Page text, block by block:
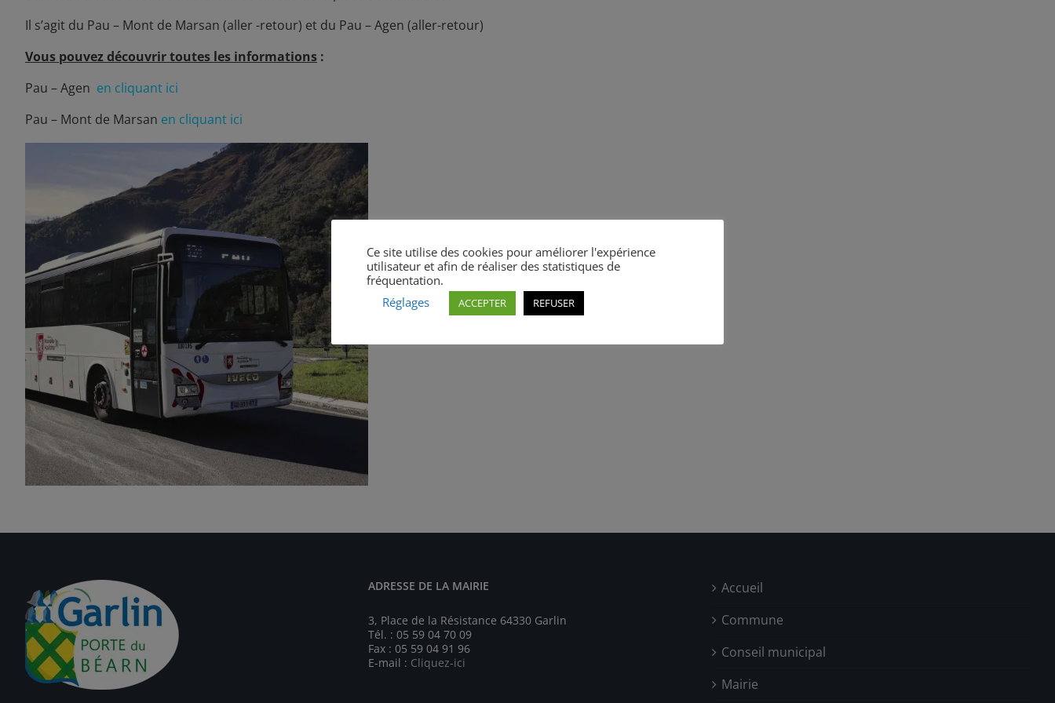
Il s’agit du Pau – Mont de Marsan (aller -retour) et du Pau – Agen (aller-retour)
​Vous pouvez découvrir toutes les informations :
Pau – Agen en cliquant ici
Pau – Mont de Marsan en cliquant ici
ADRESSE DE LA MAIRIE
3, Place de la Résistance 64330 Garlin
Tél. : 05 59 04 70 09
Fax : 05 59 04 91 96
E-mail : Cliquez-ici
Accueil
Commune
Conseil municipal
Mairie
Ce site utilise des cookies pour améliorer l'expérience
utilisateur et afin de réaliser des statistiques de
fréquentation.
Réglages
ACCEPTER REFUSER